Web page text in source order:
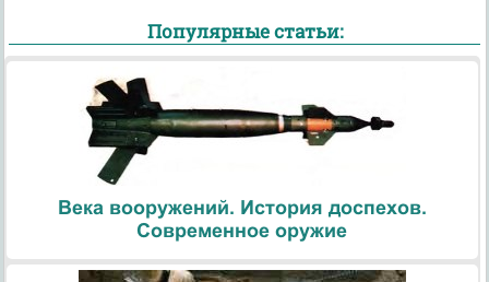
Популярные статьи:
Века вооружений. История доспехов.
Современное оружие